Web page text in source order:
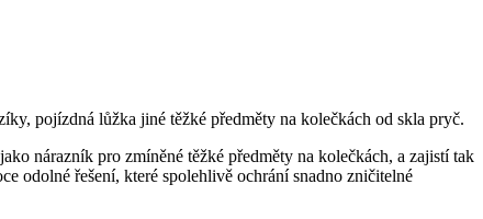
pojízdná lůžka jiné těžké předměty na kolečkách od skla pryč.
nárazník pro zmíněné těžké předměty na kolečkách, a zajistí tak
odolné řešení, které spolehlivě ochrání snadno zničitelné